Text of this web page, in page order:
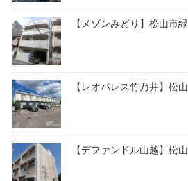
【メゾンみどり】松山市
【レオパレス竹乃井】松
【デファンドル山越】松